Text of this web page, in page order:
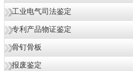
工业电气司法鉴定
专利产品物证鉴定
骨钉骨板
报废鉴定